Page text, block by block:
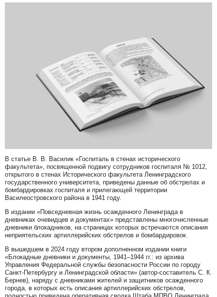
В статье В. В. Василик «Госпиталь в стенах исторического
факультета», посвященной подвигу сотрудников госпиталя № 1012,
открытого в стенах Исторического факультета Ленинградского
государственного университета, приведены данные об обстрелах и
бомбардировках госпиталя и прилегающей территории
Василеостровского района в 1941 году.
В издании «Повседневная жизнь осажденного Ленинграда в
дневниках очевидцев и документах» представлены многочисленные
дневники блокадников, на страницах которых встречаются описания
неприятельских артиллерийских обстрелов и бомбардировок.
В вышедшем в 2024 году втором дополненном издании книги
«Блокадные дневники и документы, 1941–1944 гг.: из архива
Управления Федеральной службы безопасности России по городу
Санкт-Петербургу и Ленинградской области» (автор-составитель С. К.
Бернев), наряду с дневниками жителей и защитников осажденного
города, в которых есть описания артиллерийских обстрелов,